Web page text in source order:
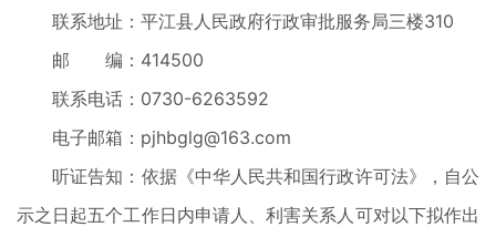
联系地址：平江县人民政府行政审批服务局三楼310
邮 编：414500
联系电话：0730-6263592
电子邮箱：pjhbglg@163.com
听证告知：依据《中华人民共和国行政许可法》，自公
示之日起五个工作日内申请人、利害关系人可对以下拟作出